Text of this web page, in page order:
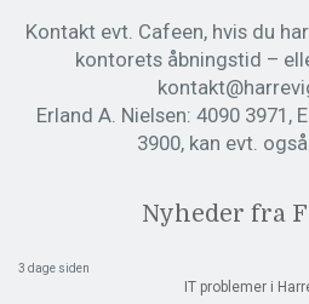
Kontakt evt. Cafeen, hvis du
kontorets åbningstid –
Erland A. Nielsen: 4090 3971,
3900, kan evt.
Nyheder fra
3 dage siden
IT problemer i